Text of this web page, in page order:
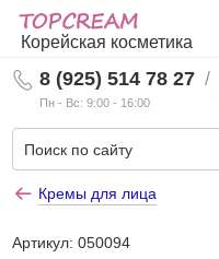
Корейская косметика
8 (925) 514 78 27
Пн - Вс: 9:00 - 16:00
/
Кремы для лица
Артикул:050094